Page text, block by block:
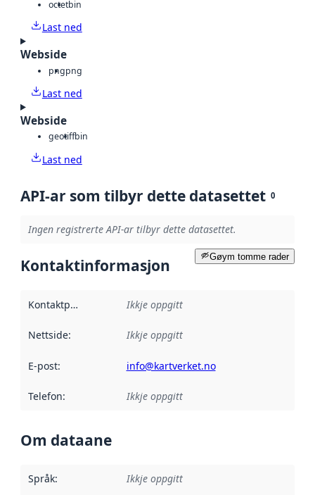
octetbin
Last ned
Webside
pngpng
Last ned
Webside
geotiffbin
Last ned
API-ar som tilbyr dette datasettet 0
Ingen registrerte API-ar tilbyr dette datasettet.
Gøym tomme rader
Kontaktinformasjon
Kontaktpunkt Ikkje oppgitt
Nettside: Ikkje oppgitt
E-post: info@kartverket.no
Telefon: Ikkje oppgitt
Om dataane
Språk: Ikkje oppgitt